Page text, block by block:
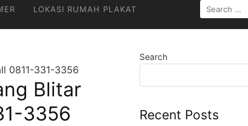
LOKASI RUMAH PLAKAT
SEARCH
FOR:
0811-331-3356
Blitar
3356
Search
Recent Posts